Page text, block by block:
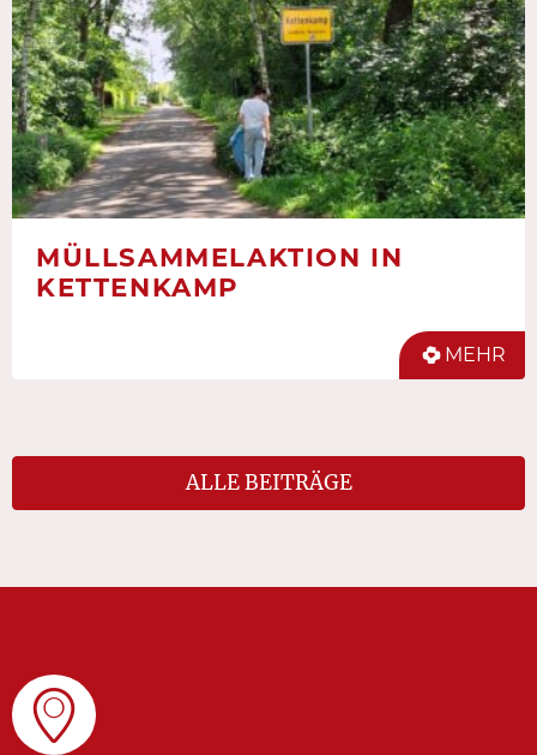
MÜLLSAMMELAKTION IN
KETTENKAMP
MEHR
ALLE BEITRÄGE